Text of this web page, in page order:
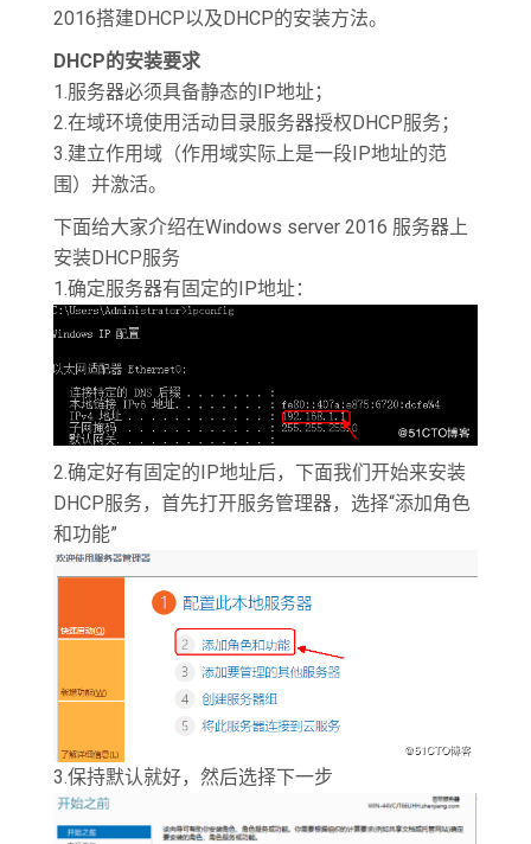
2016搭建DHCP以及DHCP的安装方法。
DHCP的安装要求
1.服务器必须具备静态的IP地址；
2.在域环境使用活动目录服务器授权DHCP服务；
3.建立作用域（作用域实际上是一段IP地址的范
围）并激活。
下面给大家介绍在Windows server 2016 服务器上
安装DHCP服务
1.确定服务器有固定的IP地址：
2.确定好有固定的IP地址后，下面我们开始来安装
DHCP服务，首先打开服务管理器，选择“添加角色
和功能”
3.保持默认就好，然后选择下一步